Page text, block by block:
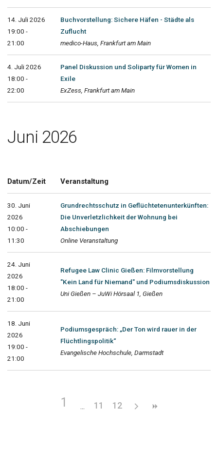
14. Juli 2026
19:00 -
21:00
Buchvorstellung: Sichere Häfen - Städte als
Zuflucht
medico-Haus, Frankfurt am Main
4. Juli 2026
18:00 -
22:00
Panel Diskussion und Soliparty für Women in
Exile
ExZess, Frankfurt am Main
Juni 2026
Datum/Zeit Veranstaltung
30. Juni
2026
10:00 -
11:30
Grundrechtsschutz in Geflüchtetenunterkünften:
Die Unverletzlichkeit der Wohnung bei
Abschiebungen
Online Veranstaltung
24. Juni
2026
18:00 -
21:00
Refugee Law Clinic Gießen: Filmvorstellung
"Kein Land für Niemand" und Podiumsdiskussion
Uni Gießen – JuWi Hörsaal 1, Gießen
18. Juni
2026
19:00 -
21:00
Podiumsgespräch: „Der Ton wird rauer in der
Flüchtlingspolitik“
Evangelische Hochschule, Darmstadt
1 11 12